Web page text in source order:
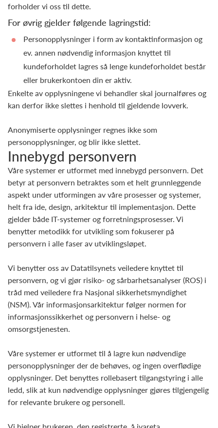
forholder vi oss til dette.
For øvrig gjelder følgende lagringstid:
Personopplysninger i form av kontaktinformasjon og
ev. annen nødvendig informasjon knyttet til
kundeforholdet lagres så lenge kundeforholdet består
eller brukerkontoen din er aktiv.
Enkelte av opplysningene vi behandler skal journalføres og
kan derfor ikke slettes i henhold til gjeldende lovverk.
Anonymiserte opplysninger regnes ikke som
personopplysninger, og blir ikke slettet.
Innebygd personvern
Våre systemer er utformet med innebygd personvern. Det
betyr at personvern betraktes som et helt grunnleggende
aspekt under utformingen av våre prosesser og systemer,
helt fra ide, design, arkitektur til implementasjon. Dette
gjelder både IT-systemer og forretningsprosesser. Vi
benytter metodikk for utvikling som fokuserer på
personvern i alle faser av utviklingsløpet.
Vi benytter oss av Datatilsynets veiledere knyttet til
personvern, og vi gjør risiko- og sårbarhetsanalyser (ROS) i
tråd med veiledere fra Nasjonal sikkerhetsmyndighet
(NSM). Vår informasjonsarkitektur følger normen for
informasjonssikkerhet og personvern i helse- og
omsorgstjenesten.
Våre systemer er utformet til å lagre kun nødvendige
personopplysninger der de behøves, og ingen overflødige
opplysninger. Det benyttes rollebasert tilgangstyring i alle
ledd, slik at kun nødvendige opplysninger gjøres tilgjengelig
for relevante brukere og personell.